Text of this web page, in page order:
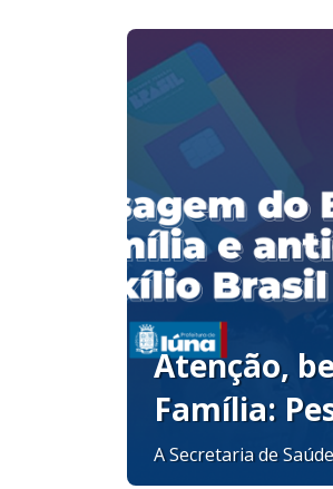
Atenção,
Família:
começa